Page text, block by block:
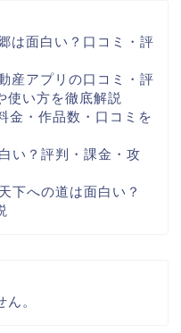
は面白い？口コミ・評
産アプリの口コミ・評
使い方を徹底解説
金・作品数・口コミを
い？評判・課金・攻
下への道は面白い？
。